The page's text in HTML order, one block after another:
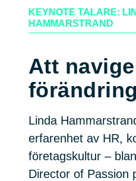
KEYNOTE TALARE:
HAMMARSTRAND
Att
förändring
Linda
erfarenhet av HR,
företagskultur –
Director of Passion